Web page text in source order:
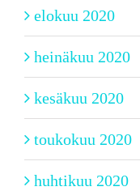
elokuu 2020
heinäkuu 2020
kesäkuu 2020
toukokuu 2020
huhtikuu 2020